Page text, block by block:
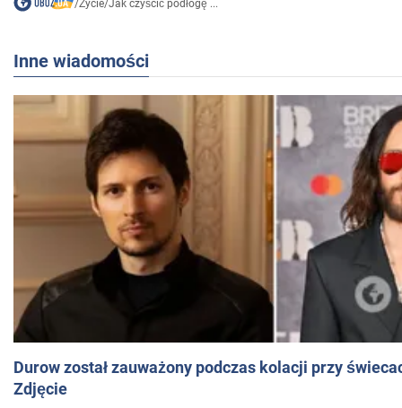
/Życie/Jak czyścić podłogę ...
Inne wiadomości
Durow został zauważony podczas kolacji przy
Zdjęcie